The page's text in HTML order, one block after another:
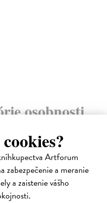
Artforum
zabezpečenie a meranie
a zaistenie vášho
osobnosti
predpredaj